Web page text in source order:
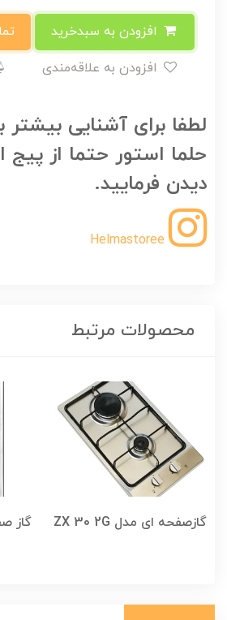
لطفا برای آشنایی بیشتر
حلما استور حتما از پیج
دیدن فرمایید.
Helmastoree
محصولات مرتبط
گازصفحه ای مدل ZX 30 2G